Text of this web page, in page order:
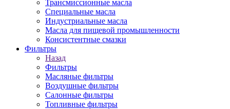
Трансмиссионные масла
Специальные масла
Индустриальные масла
Масла для пищевой промышленности
Консистентные смазки
Фильтры
Назад
Фильтры
Масляные фильтры
Воздушные фильтры
Салонные фильтры
Топливные фильтры